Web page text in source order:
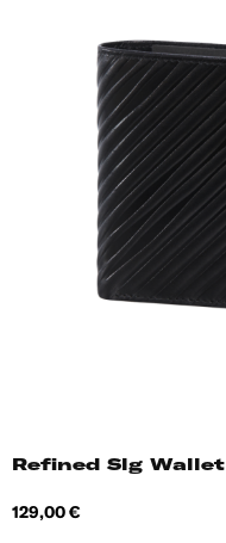
Refined Slg Wallet
Hind
129,00 €